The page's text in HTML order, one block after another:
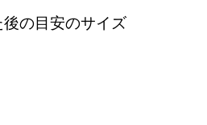
の目安のサイズ